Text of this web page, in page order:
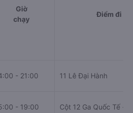
Giờ
chạy
Điểm đi
- 21:00 11 Lê Đại Hành
- 19:00 Cột 12 Ga Quốc Tế -